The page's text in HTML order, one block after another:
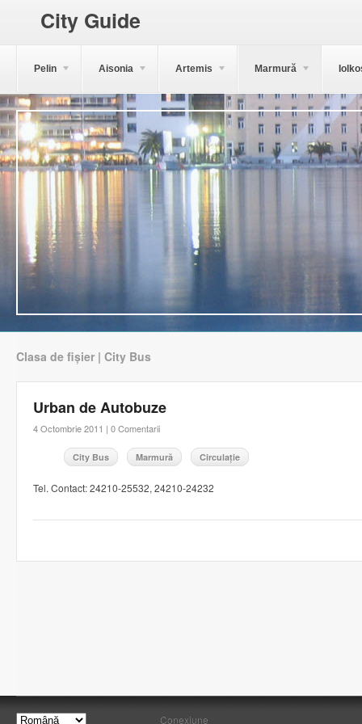
City Guide
Pelin Aisonia Artemis Marmură
Clasa de fișier | City Bus
Urban de Autobuze
4 Octombrie 2011 | 0 Comentarii
City Bus Marmură Circulație
Tel. Contact: 24210-25532, 24210-24232
Conexiune